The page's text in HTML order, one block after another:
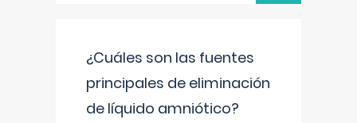
¿Cuáles son las fuentes
principales de eliminación
de líquido amniótico?